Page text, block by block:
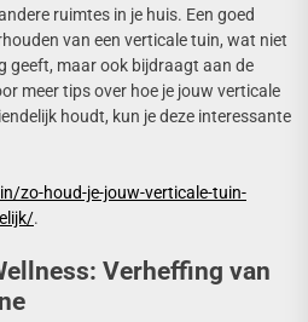
ruimtes in je huis. Een goed
van een verticale tuin, wat niet
geeft, maar ook bijdraagt aan de
meer tips over hoe je jouw verticale
houdt, kun je deze interessante
zo-houd-je-jouw-verticale-tuin-
.
Verheffing van